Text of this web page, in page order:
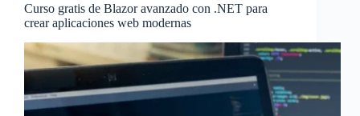
Curso gratis de Blazor avanzado con .NET para
crear aplicaciones web modernas